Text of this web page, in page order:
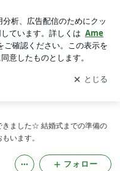
通知
を受け取りまし
開く
ました☆ 結婚式までの準備の
います。
フォロー